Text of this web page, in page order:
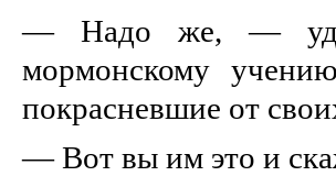
— Надо же, —
мормонскому
покрасневшие от
— Вот вы им это и